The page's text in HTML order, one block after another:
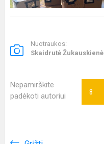
Nuotraukos:
Skaidrutė Žukauskienė
Nepamirškite
padėkoti autoriui
8